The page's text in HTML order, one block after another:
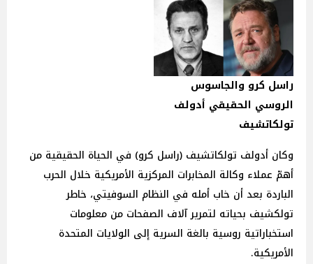
راسل كرو والجاسوس
الروسي الحقيقي أدولف
تولكاتشيف
وكان أدولف تولكاتشيف (راسل كرو) في الحياة الحقيقية من
أهمّ عملاء وكالة المخابرات المركزية الأمريكية خلال الحرب
الباردة بعد أن خاب أمله في النظام السوفيتي، خاطر
تولكشيف بحياته لتمرير آلاف الصفحات من معلومات
استخباراتية روسية بالغة السرية إلى الولايات المتحدة
الأمريكية.